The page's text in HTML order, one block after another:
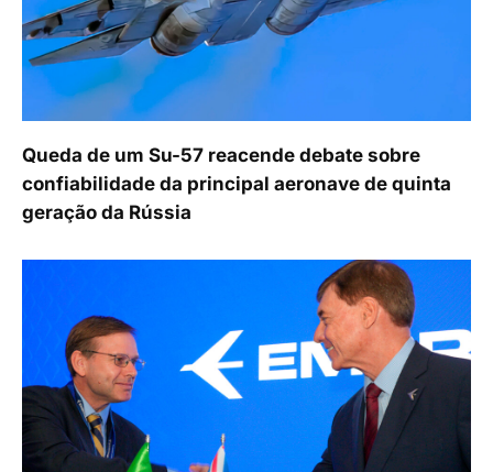
Queda de um Su-57 reacende debate sobre
confiabilidade da principal aeronave de quinta
geração da Rússia